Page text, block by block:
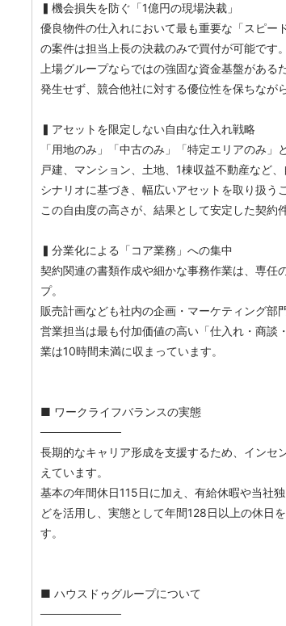
▍機会損失を防ぐ「1億円の現場決裁」
優良物件の仕入れにおいて最も重要な「スピー
の案件は担当上長の決裁のみで買付が可能です。
上場グループならではの強固な資金基盤があ
発生せず、競合他社に対する優位性を保ちなが
▍アセットを限定しない自由な仕入れ戦略
「用地のみ」「中古のみ」「特定エリアのみ」
戸建、マンション、土地、1棟収益不動産など
シナリオに基づき、幅広いアセットを取り扱う
この自由度の高さが、結果として安定した契約
▍分業化による「コア業務」への集中
契約関連の書類作成や細かな事務作業は、専任
プ。
販売計画なども社内の企画・マーケティング部
営業担当は最も付加価値の高い「仕入れ・商談
業は10時間未満に収まっています。
■ ワークライフバランスの実態
──────────
長期的なキャリア形成を支援するため、インセ
えています。
基本の年間休日115日に加え、有給休暇や当社
どを活用し、実態として年間128日以上の休日
す。
■ ハウスドゥグループについて
──────────